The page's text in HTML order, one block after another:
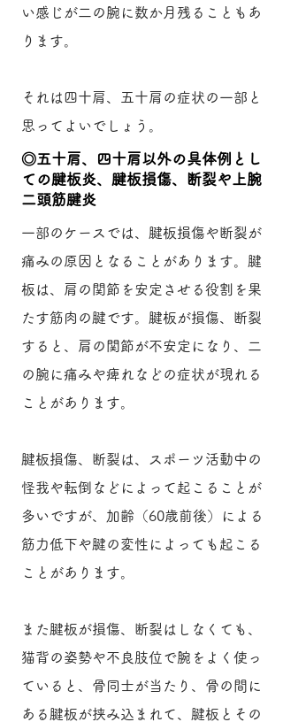
い感じが二の腕に数か月残ることもあ
ります。
​それは四十肩、五十肩の症状の一部と
思ってよいでしょう。
​◎五十肩、四十肩以外の具体例とし
ての腱板炎、腱板損傷、断裂や上腕
二頭筋腱炎
一部のケースでは、腱板損傷や断裂が
痛みの原因となることがあります。腱
板は、肩の関節を安定させる役割を果
たす筋肉の腱です。腱板が損傷、断裂
すると、肩の関節が不安定になり、二
の腕に痛みや痺れなどの症状が現れる
ことがあります。
腱板損傷、断裂は、スポーツ活動中の
怪我や転倒などによって起こることが
多いですが、加齢（60歳前後）による
筋力低下や腱の変性によっても起こる
ことがあります。
また腱板が損傷、断裂はしなくても、
猫背の姿勢や不良肢位で腕をよく使っ
ていると、骨同士が当たり、骨の間に
ある腱板が挟み込まれて、腱板とその